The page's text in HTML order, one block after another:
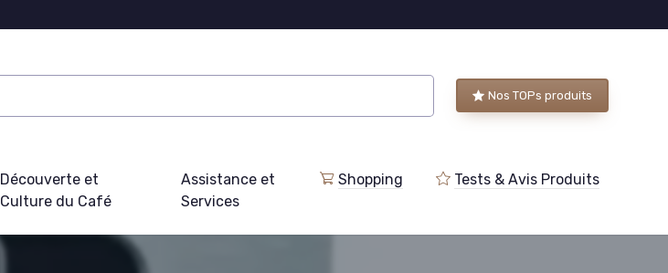
Nos TOPs produits
Découverte et
Culture du Café
Assistance et
Services
Shopping Tests & Avis Produits